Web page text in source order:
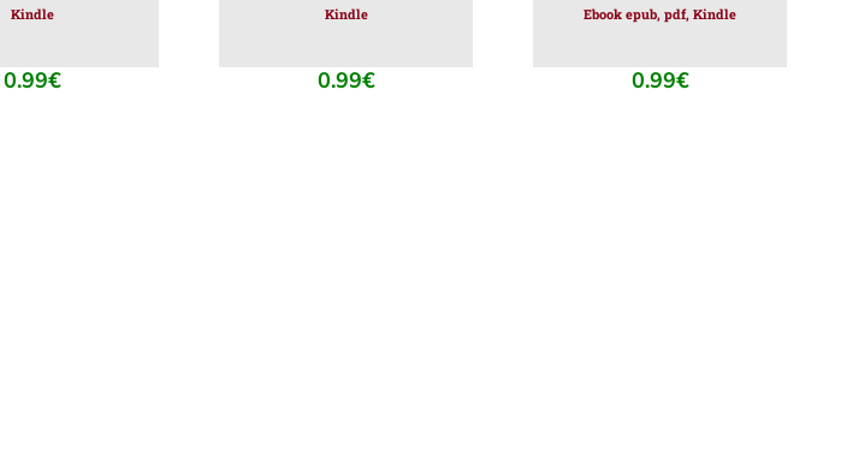
Kindle
0.99€
Kindle
0.99€
Ebook epub, pdf, Kindle
0.99€